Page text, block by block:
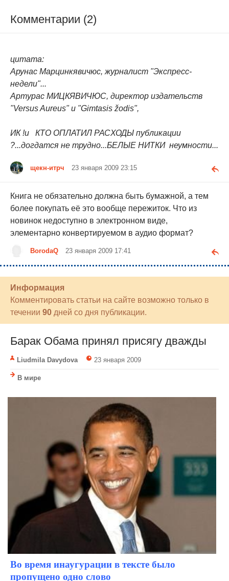
Комментарии (2)
цитата:
Арунас Марцинкявичюс, журналист "Экспресс-
недели"...
Артурас МИЦКЯВИЧЮС, директор издательств
"Versus Aureus" и "Gimtasis žodis",
ИК !и КТО ОПЛАТИЛ РАСХОДЫ публикации
?...догдатся не трудно...БЕЛЫЕ НИТКИ неумности...
щекн-итрч 23 января 2009 23:15
Книга не обязательно должна быть бумажной, а тем
более покупать её это вообще пережиток. Что из
новинок недоступно в электронном виде,
элементарно конвертируемом в аудио формат?
BorodaQ 23 января 2009 17:41
Информация
Комментировать статьи на сайте возможно только в
течении 90 дней со дня публикации.
Барак Обама принял присягу дважды
Liudmila Davydova 23 января 2009
В мире
Во время инаугурации в тексте было
пропущено одно слово